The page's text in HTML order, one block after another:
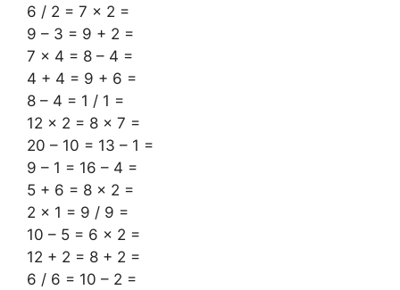
6 / 2 = 7 x 2 =
9 – 3 = 9 + 2 =
7 x 4 = 8 – 4 =
4 + 4 = 9 + 6 =
8 – 4 = 1 / 1 =
12 x 2 = 8 x 7 =
20 – 10 = 13 – 1 =
9 – 1 = 16 – 4 =
5 + 6 = 8 x 2 =
2 x 1 = 9 / 9 =
10 – 5 = 6 x 2 =
12 + 2 = 8 + 2 =
6 / 6 = 10 – 2 =